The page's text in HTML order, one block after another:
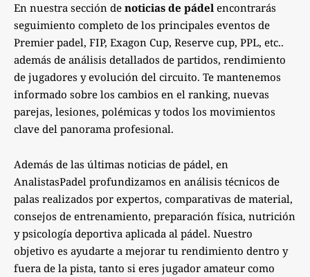
En nuestra sección de noticias de pádel encontrarás
seguimiento completo de los principales eventos de
Premier padel, FIP, Exagon Cup, Reserve cup, PPL, etc..
además de análisis detallados de partidos, rendimiento
de jugadores y evolución del circuito. Te mantenemos
informado sobre los cambios en el ranking, nuevas
parejas, lesiones, polémicas y todos los movimientos
clave del panorama profesional.
Además de las últimas noticias de pádel, en
AnalistasPadel profundizamos en análisis técnicos de
palas realizados por expertos, comparativas de material,
consejos de entrenamiento, preparación física, nutrición
y psicología deportiva aplicada al pádel. Nuestro
objetivo es ayudarte a mejorar tu rendimiento dentro y
fuera de la pista, tanto si eres jugador amateur como